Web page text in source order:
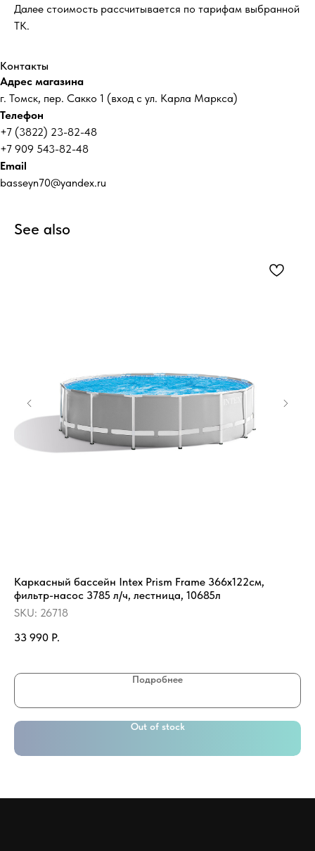
Далее стоимость рассчитывается по тарифам выбранной
ТК.
Контакты
Адрес магазина
г. Томск, пер. Сакко 1 (вход с ул. Карла Маркса)
Телефон
+7 (3822) 23-82-48
+7 909 543-82-48
Email
basseyn70@yandex.ru
See also
Каркасный бассейн Intex Prism Frame 366х122см,
фильтр-насос 3785 л/ч, лестница, 10685л
SKU: 26718
33 990 Р.
Подробнее
Out of stock